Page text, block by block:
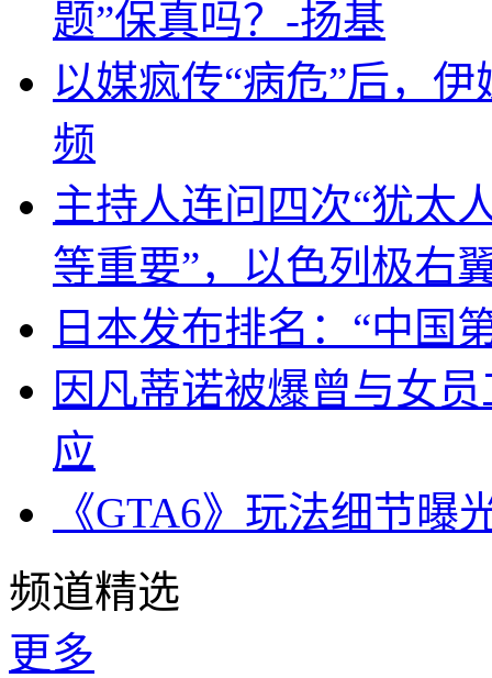
题”保真吗？-扬基
以媒疯传“病危”后，
频
主持人连问四次“犹太
等重要”，以色列极右
日本发布排名：“中国
因凡蒂诺被爆曾与女
应
《GTA6》玩法细节
频道精选
更多